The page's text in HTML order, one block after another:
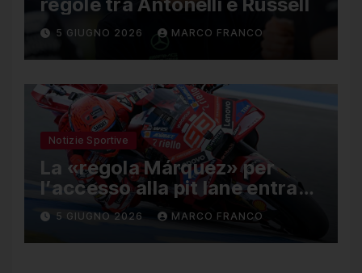
5 GIUGNO 2026 MARCO FRANCO
Notizie Sportive
La «regola Márquez» per
l’accesso alla pit lane entra
ufficialmente a far parte del
regolamento della MotoGP
5 GIUGNO 2026 MARCO FRANCO